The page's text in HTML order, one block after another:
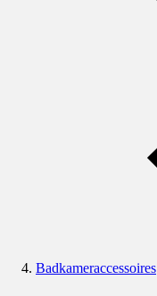
Badkameraccessoires